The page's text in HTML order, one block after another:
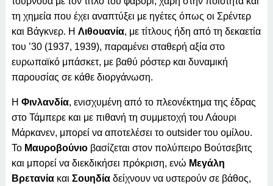
τη χημεία που έχει αναπτύξει με ηγέτες όπως οι Σρέντερ
και Βάγκνερ. Η Λιθουανία, με τίτλους ήδη από τη δεκαετία
του ’30 (1937, 1939), παραμένει σταθερή αξία στο
ευρωπαϊκό μπάσκετ, με βαθύ ρόστερ και δυναμική
παρουσίας σε κάθε διοργάνωση.
Η Φινλανδία, ενισχυμένη από το πλεονέκτημα της έδρας
στο Τάμπερε και με πιθανή τη συμμετοχή του Λάουρι
Μάρκανεν, μπορεί να αποτελέσει το outsider του ομίλου.
Το Μαυροβούνιο βασίζεται στον πολύπειρο Βούτσεβιτς
και μπορεί να διεκδικήσει πρόκριση, ενώ Μεγάλη
Βρετανίακαι Σουηδία δείχνουν να υστερούν σε βάθος,